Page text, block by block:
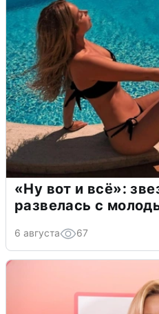
«Ну вот и всё»:
развелась с
6 августа 67